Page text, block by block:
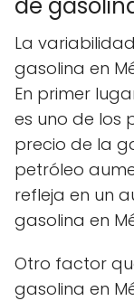
La
gasolina en
En primer
es uno de los
precio de la
petróleo
refleja en un
gasolina en
Otro factor
gasolina en